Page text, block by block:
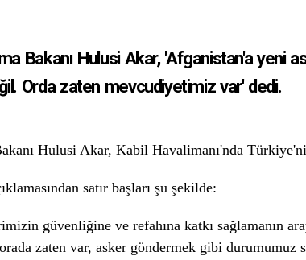
Bakanı Hulusi Akar, 'Afganistan'a yeni
Orda zaten mevcudiyetimiz var' dedi.
Hulusi Akar, Kabil Havalimanı'nda
satır başları şu şekilde:
güvenliğine ve refahına katkı sağlamanın
zaten var, asker göndermek gibi durumumuz